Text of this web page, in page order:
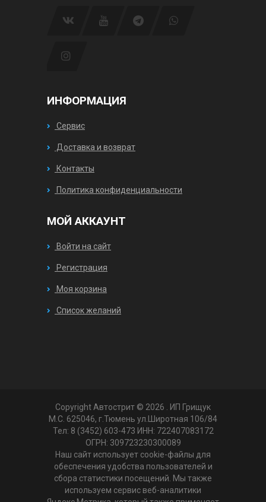
ИНФОРМАЦИЯ
Сервис
Доставка и возврат
Контакты
Политика конфиденциальности
МОЙ АККАУНТ
Войти на сайт
Регистрация
Моя корзина
Список желаний
Copyright Автострит © 2026
. ИП Грищук
М.С. 625046, г.Тюмень ул.Широтная 106/84
Тел: 8 (3452) 603-473 ИНН: 722407083172
ОГРН: 309723230300089
Наш сайт использует cookie-файлы для
обеспечения удобства пользователей и
сбора статистики посещений. Мы также
используем сервис веб-аналитики